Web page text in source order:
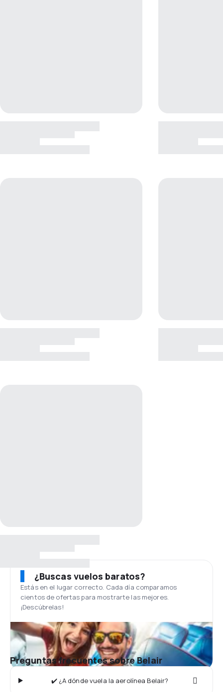
¿Buscas vuelos baratos?
Estás en el lugar correcto. Cada día comparamos
cientos de ofertas para mostrarte las mejores.
¡Descúbrelas!
Preguntas frecuentes sobre Belair
✔️ ¿A dónde vuela la aerolínea Belair?